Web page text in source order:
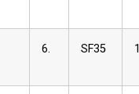
6. SF35